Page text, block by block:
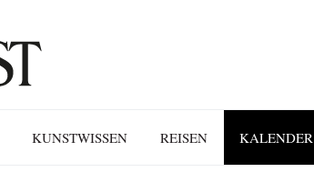
KUNSTWISSEN REISEN KALENDER